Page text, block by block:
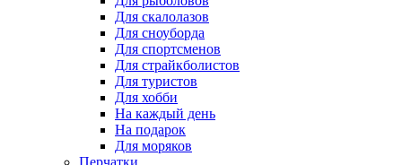
Для скалолазов
Для сноуборда
Для спортсменов
Для страйкболистов
Для туристов
Для хобби
На каждый день
На подарок
Для моряков
Перчатки